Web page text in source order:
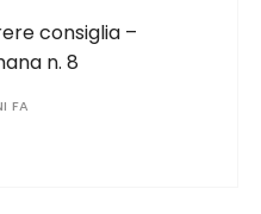
consiglia –
n. 8
FA